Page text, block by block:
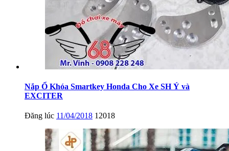
Nắp Ổ Khóa Smartkey Honda Cho Xe SH Ý và
EXCITER
Đăng lúc 11/04/2018 12018